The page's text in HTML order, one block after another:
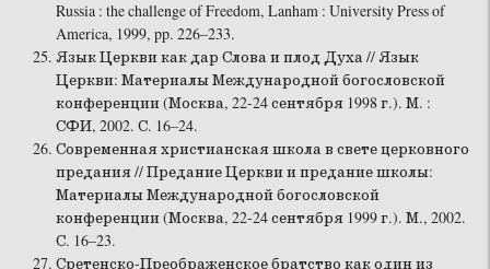
Russia : the challenge of Freedom, Lanham : University Press of
America, 1999, pp. 226–233.
Язык Церкви как дар Слова и плод Духа // Язык
Церкви: Материалы Международной богословской
конференции (Москва, 22-24 сентября 1998 г.). М. :
СФИ, 2002. С. 16–24.
Современная христианская школа в свете церковного
предания // Предание Церкви и предание школы:
Материалы Международной богословской
конференции (Москва, 22-24 сентября 1999 г.). М., 2002.
С. 16–23.
Сретенско-Преображенское братство как один из